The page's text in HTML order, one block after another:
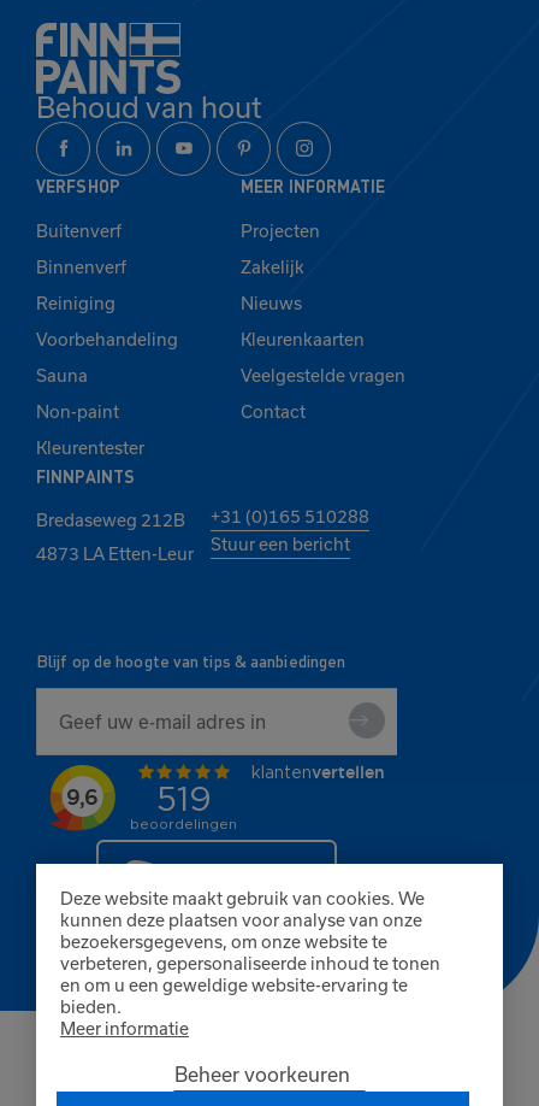
Deze website maakt gebruik van cookies. We
kunnen deze plaatsen voor analyse van onze
bezoekersgegevens, om onze website te
verbeteren, gepersonaliseerde inhoud te tonen
en om u een geweldige website-ervaring te
bieden.
Meer informatie
Beheer voorkeuren
Behoud van hout
VERFSHOP
Buitenverf
Binnenverf
Reiniging
Voorbehandeling
Sauna
Non-paint
Kleurentester
MEER INFORMATIE
Projecten
Zakelijk
Nieuws
Kleurenkaarten
Veelgestelde vragen
Contact
FINNPAINTS
Bredaseweg 212B
4873 LA Etten-Leur
+31 (0)165 510288
Stuur een bericht
Blijf op de hoogte van tips & aanbiedingen
Algemene voorwaarden
Privacybeleid
Verder winkelen
Bekijk
favorieten